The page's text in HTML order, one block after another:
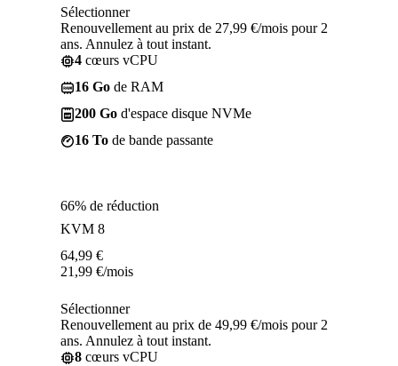
Sélectionner
Renouvellement au prix de 27,99 €/mois pour 2
ans. Annulez à tout instant.
4 cœurs vCPU
16 Go de RAM
200 Go d'espace disque NVMe
16 To de bande passante
66% de réduction
KVM 8
64,99 €
21,99 €/mois
Sélectionner
Renouvellement au prix de 49,99 €/mois pour 2
ans. Annulez à tout instant.
8 cœurs vCPU